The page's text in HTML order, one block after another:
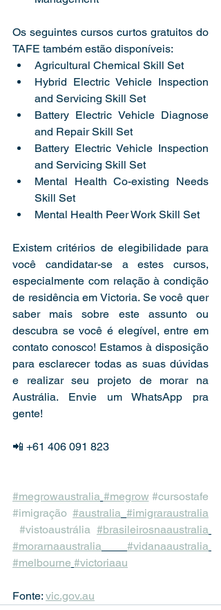
Os seguintes cursos curtos gratuitos do
TAFE também estão disponíveis:
Agricultural Chemical Skill Set
Hybrid Electric Vehicle Inspection
and Servicing Skill Set
Battery Electric Vehicle Diagnose
and Repair Skill Set
Battery Electric Vehicle Inspection
and Servicing Skill Set
Mental Health Co-existing Needs
Skill Set
Mental Health Peer Work Skill Set
Existem critérios de elegibilidade para
você candidatar-se a estes cursos,
especialmente com relação à condição
de residência em Victoria. Se você quer
saber mais sobre este assunto ou
descubra se você é elegível, entre em
contato conosco! Estamos à disposição
para esclarecer todas as suas dúvidas
e realizar seu projeto de morar na
Austrália. Envie um WhatsApp pra
gente!
📲 +61 406 091 823
#megrowaustralia #megrow #cursostafe
#imigração #australia #imigraraustralia
#vistoaustrália #brasileirosnaaustralia
#morarnaaustralia
#vidanaaustralia
#melbourne #victoriaau
Fonte: vic.gov.au